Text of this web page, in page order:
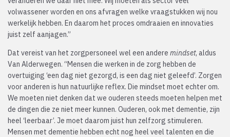
volwassener worden en ons afvragen welke vraagstukken wij nou
werkelijk hebben. En daarom het proces omdraaien en innovaties
juist zelf aanjagen.”
Dat vereist van het zorgpersoneel wel een andere mindset, aldus
Van Alderwegen. “Mensen die werken in de zorg hebben de
overtuiging ‘een dag niet gezorgd, is een dag niet geleefd’. Zorgen
voor anderen is hun natuurlijke reflex. Die mindset moet echter om.
We moeten niet denken dat we ouderen steeds moeten helpen met
de dingen die ze niet meer kunnen. Ouderen, ook met dementie, zijn
heel ‘leerbaar’. Je moet daarom juist hun zelfzorg stimuleren.
Mensen met dementie hebben echt nog heel veel talenten en die